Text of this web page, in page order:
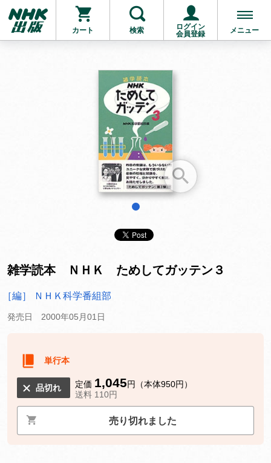
カート 検索
ログイン
会員登録
メニュー
お支払いに進む
他にも商品を買う
雑学読本 ＮＨＫ ためしてガッテン３
［編］ ＮＨＫ科学番組部
発売日 2000年05月01日
単行本
品切れ 定価 1,045円（本体950円）
送料 110円
売り切れました